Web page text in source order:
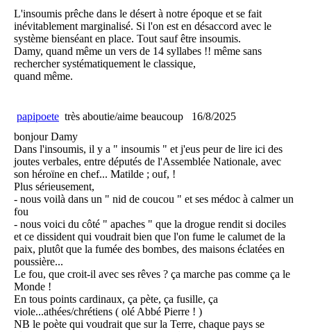
L'insoumis prêche dans le désert à notre époque et se fait
inévitablement marginalisé. Si l'on est en désaccord avec le
système bienséant en place. Tout sauf être insoumis.
Damy, quand même un vers de 14 syllabes !! même sans
rechercher systématiquement le classique,
quand même.
papipoete très aboutie/aime beaucoup
16/8/2025
bonjour Damy
Dans l'insoumis, il y a " insoumis " et j'eus peur de lire ici des
joutes verbales, entre députés de l'Assemblée Nationale, avec
son héroïne en chef... Matilde ; ouf, !
Plus sérieusement,
- nous voilà dans un " nid de coucou " et ses médoc à calmer un
fou
- nous voici du côté " apaches " que la drogue rendit si dociles
et ce dissident qui voudrait bien que l'on fume le calumet de la
paix, plutôt que la fumée des bombes, des maisons éclatées en
poussière...
Le fou, que croit-il avec ses rêves ? ça marche pas comme ça le
Monde !
En tous points cardinaux, ça pète, ça fusille, ça
viole...athées/chrétiens ( olé Abbé Pierre ! )
NB le poète qui voudrait que sur la Terre, chaque pays se